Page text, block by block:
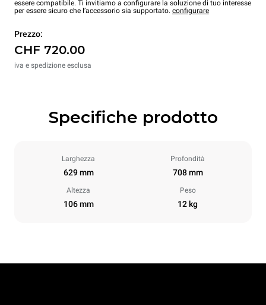
essere compatibile. Ti invitiamo a configurare la soluzione di tuo interesse
per essere sicuro che l’accessorio sia supportato. configurare
Prezzo:
CHF 720.00
iva e spedizione esclusa
Specifiche prodotto
Larghezza
629 mm
Profondità
708 mm
Altezza
106 mm
Peso
12 kg